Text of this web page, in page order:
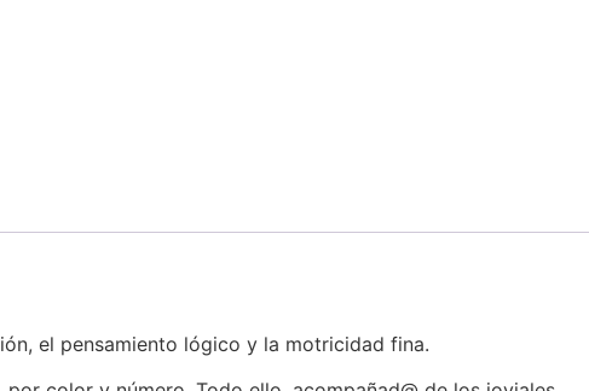
el pensamiento lógico y la motricidad fina.